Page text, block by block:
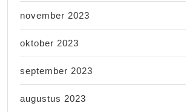
november 2023
oktober 2023
september 2023
augustus 2023